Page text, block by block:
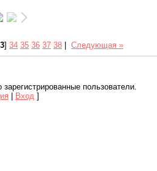
] 34 35 36 37 38 Следующая »
пользователи.
| Вход ]